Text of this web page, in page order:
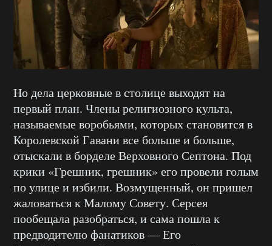
Но дела церковные в столице выходят на
первый план. Члены религиозного культа,
называемые воробьями, которых становится в
Королевской Гавани все больше и больше,
отыскали в борделе Верховного Септона. Под
крики «Грешник, грешник» его провели голым
по улице и избили. Возмущенный, он пришел
жаловаться к Малому Совету. Серсея
пообещала разобраться, и сама пошла к
предводителю фанатиков — Его